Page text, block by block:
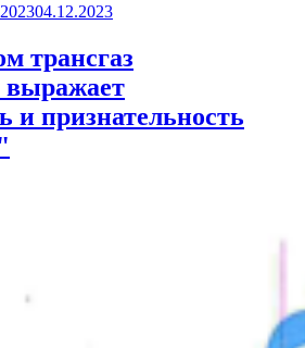
04.12.2023
трансгаз
выражает
и признательность